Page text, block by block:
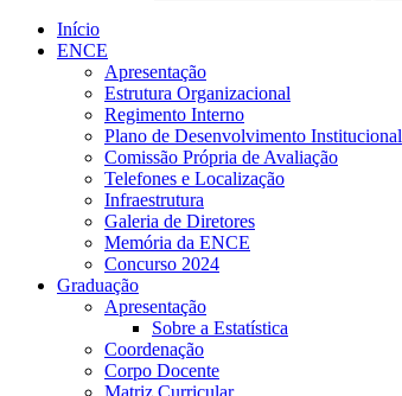
Início
ENCE
Apresentação
Estrutura Organizacional
Regimento Interno
Plano de Desenvolvimento Institucional
Comissão Própria de Avaliação
Telefones e Localização
Infraestrutura
Galeria de Diretores
Memória da ENCE
Concurso 2024
Graduação
Apresentação
Sobre a Estatística
Coordenação
Corpo Docente
Matriz Curricular